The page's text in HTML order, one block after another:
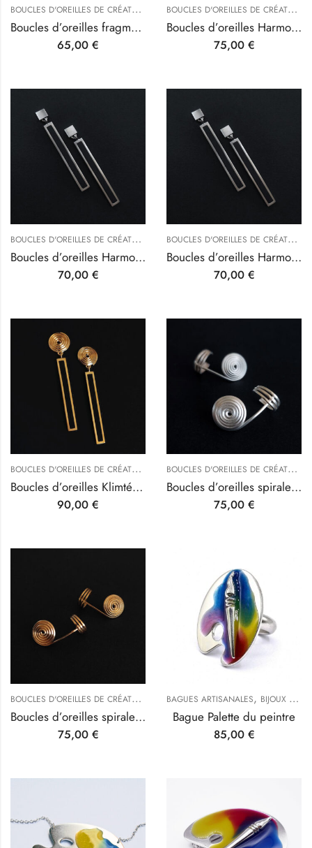
B
OUCLES D'OREILLES DE CRÉATEURS INSPIRATIONS D'ARTISTES
Boucles d’oreilles fragments Klimtés Argent doré et ébène
65,00 €
B
OUCLES D'OREILLES DE CRÉATEURS
Boucles d’oreilles Harmonie Klimtée Argent doré et ébène
75,00 €
B
OUCLES D'OREILLES DE CRÉATEURS INSPIRATIONS D'ARTISTES
Boucles d’oreilles Harmonie Klimtée Argent et ébène
70,00 €
B
OUCLES D'OREILLES DE CRÉATEURS
Boucles d’oreilles Harmonie Klimtée Argent et ébène
70,00 €
B
OUCLES D'OREILLES DE CRÉATEURS INSPIRATIONS D'ARTISTES
Boucles d’oreilles Klimtées bois d’ébène
90,00 €
B
OUCLES D'OREILLES DE CRÉATEURS
Boucles d’oreilles spirales Klimtée Argent
75,00 €
B
OUCLES D'OREILLES DE CRÉATEURS INSPIRATIONS D'ARTISTES ,
Boucles d’oreilles spirales Klimtées or
75,00 €
BAGUES ARTISANALES, BIJOUX ORIGINAUX : NOTRE SÉLECTION
Bague Palette du peintre
85,00 €